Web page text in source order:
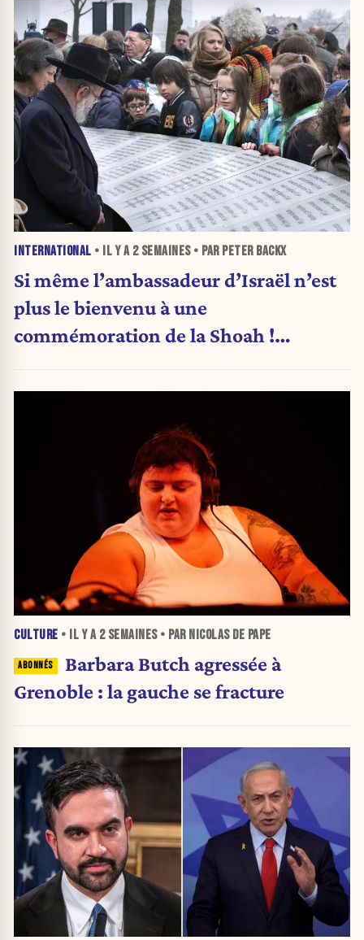
INTERNATIONAL • IL Y A 2 SEMAINES• PAR PETER BACKX
Si même l’ambassadeur d’Israël n’est
plus le bienvenu à une
commémoration de la Shoah !
CULTURE • IL Y A 2 SEMAINES• PAR NICOLAS DE PAPE
Barbara Butch agressée à
Grenoble : la gauche se fracture